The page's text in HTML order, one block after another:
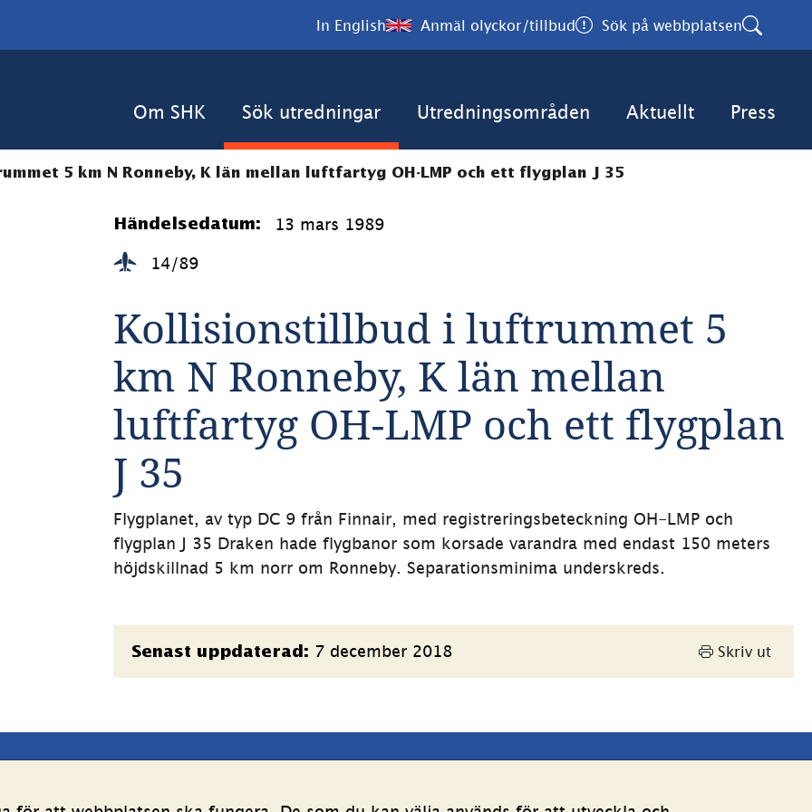
In English Anmäl olyckor/tillbud Sök på webbplatsen
Om SHK Sök utredningar Utredningsområden Aktuellt Press
5 km N Ronneby, K län mellan luftfartyg OH-LMP och ett flygplan J 35
Händelsedatum: 13 mars 1989
14/89
Kollisionstillbud i luftrummet 5
km N Ronneby, K län mellan
luftfartyg OH-LMP och ett flygplan
J 35
Flygplanet, av typ DC 9 från Finnair, med registreringsbeteckning OH-LMP och
flygplan J 35 Draken hade flygbanor som korsade varandra med endast 150 meters
höjdskillnad 5 km norr om Ronneby. Separationsminima underskreds.
Sidinformation
Senast uppdaterad: 7 december 2018 Skriv ut